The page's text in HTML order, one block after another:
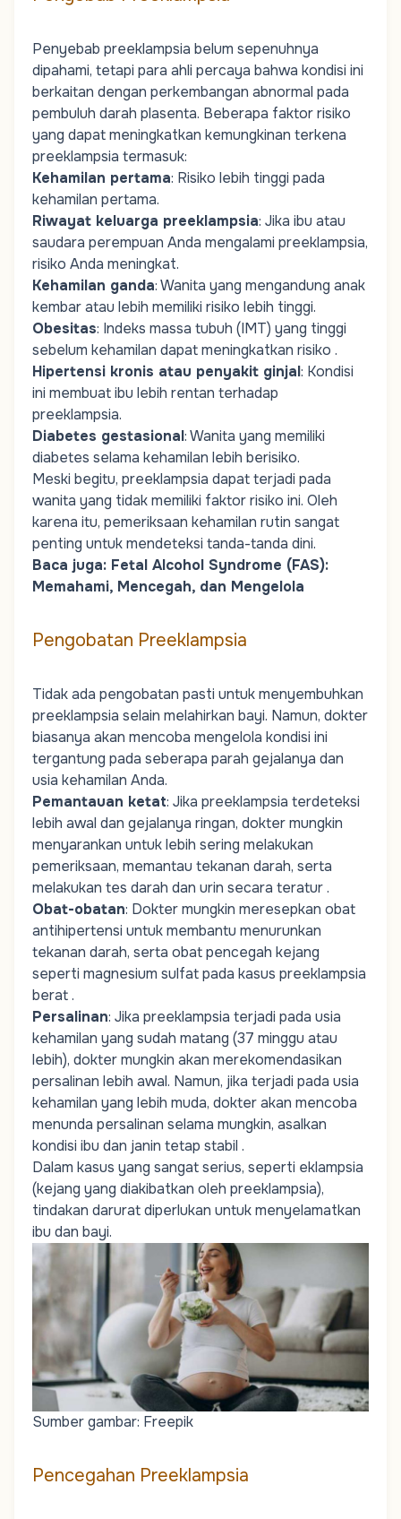
Penyebab preeklampsia belum sepenuhnya
dipahami, tetapi para ahli percaya bahwa kondisi ini
berkaitan dengan perkembangan abnormal pada
pembuluh darah plasenta. Beberapa faktor risiko
yang dapat meningkatkan kemungkinan terkena
preeklampsia termasuk:
Kehamilan pertama: Risiko lebih tinggi pada
kehamilan pertama.
Riwayat keluarga preeklampsia: Jika ibu atau
saudara perempuan Anda mengalami preeklampsia,
risiko Anda meningkat.
Kehamilan ganda: Wanita yang mengandung anak
kembar atau lebih memiliki risiko lebih tinggi.
Obesitas: Indeks massa tubuh (IMT) yang tinggi
sebelum kehamilan dapat meningkatkan risiko .
Hipertensi kronis atau penyakit ginjal: Kondisi
ini membuat ibu lebih rentan terhadap
preeklampsia.
Diabetes gestasional: Wanita yang memiliki
diabetes selama kehamilan lebih berisiko.
Meski begitu, preeklampsia dapat terjadi pada
wanita yang tidak memiliki faktor risiko ini. Oleh
karena itu, pemeriksaan kehamilan rutin sangat
penting untuk mendeteksi tanda-tanda dini.
Baca juga: Fetal Alcohol Syndrome (FAS):
Memahami, Mencegah, dan Mengelola
Pengobatan Preeklampsia
Tidak ada pengobatan pasti untuk menyembuhkan
preeklampsia selain melahirkan bayi. Namun, dokter
biasanya akan mencoba mengelola kondisi ini
tergantung pada seberapa parah gejalanya dan
usia kehamilan Anda.
Pemantauan ketat: Jika preeklampsia terdeteksi
lebih awal dan gejalanya ringan, dokter mungkin
menyarankan untuk lebih sering melakukan
pemeriksaan, memantau tekanan darah, serta
melakukan tes darah dan urin secara teratur .
Obat-obatan: Dokter mungkin meresepkan obat
antihipertensi untuk membantu menurunkan
tekanan darah, serta obat pencegah kejang
seperti magnesium sulfat pada kasus preeklampsia
berat .
Persalinan: Jika preeklampsia terjadi pada usia
kehamilan yang sudah matang (37 minggu atau
lebih), dokter mungkin akan merekomendasikan
persalinan lebih awal. Namun, jika terjadi pada usia
kehamilan yang lebih muda, dokter akan mencoba
menunda persalinan selama mungkin, asalkan
kondisi ibu dan janin tetap stabil .
Dalam kasus yang sangat serius, seperti eklampsia
(kejang yang diakibatkan oleh preeklampsia),
tindakan darurat diperlukan untuk menyelamatkan
ibu dan bayi.
Sumber gambar: Freepik
Pencegahan Preeklampsia